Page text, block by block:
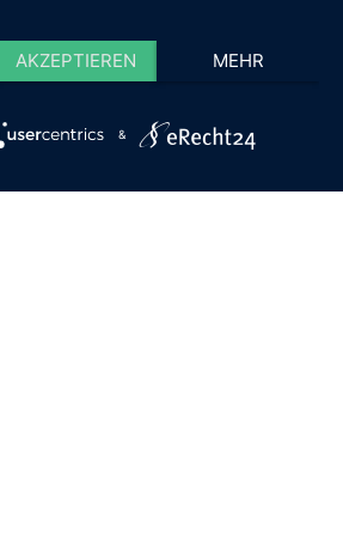
AKZEPTIEREN MEHR
&